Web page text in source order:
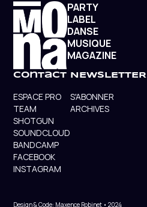
PARTY
LABEL
DANSE
MUSIQUE
MAGAZINE
contact
ESPACE PRO
TEAM
SHOTGUN
SOUNDCLOUD
BANDCAMP
FACEBOOK
INSTAGRAM
NEWSLETTER
S'ABONNER
ARCHIVES
Design & Code: Maxence Robinet • 2024